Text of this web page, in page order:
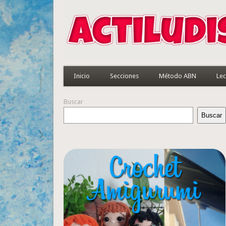
Inicio Secciones Método ABN
Buscar
Buscar